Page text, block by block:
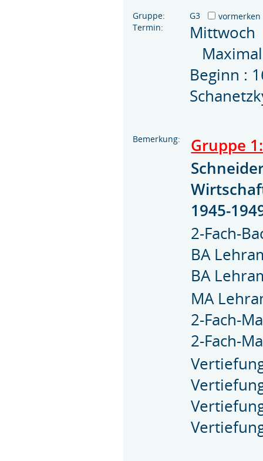
Gruppe: G3
vormerken
Termin:
Beginn :
Bemerkung:
Gruppe 1:
1945-
2-Fach-
BA
BA
MA
2-Fach-
2-Fach-